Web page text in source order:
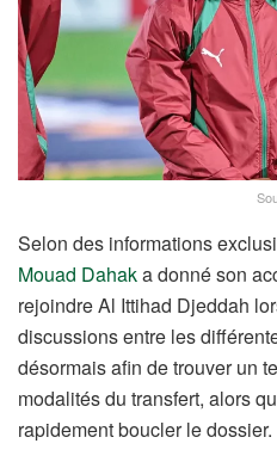
Selon des informations
Mouad Dahaka donné son
rejoindre Al Ittihad Djeddah
discussions entre les
désormais afin de trouver un
modalités du transfert, alors
rapidement boucler le dossier.